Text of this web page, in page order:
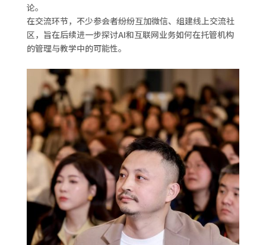
论。
在交流环节，不少参会者纷纷互加微信、组建线上交流社
区，旨在后续进一步探讨AI和互联网业务如何在托管机构
的管理与教学中的可能性。